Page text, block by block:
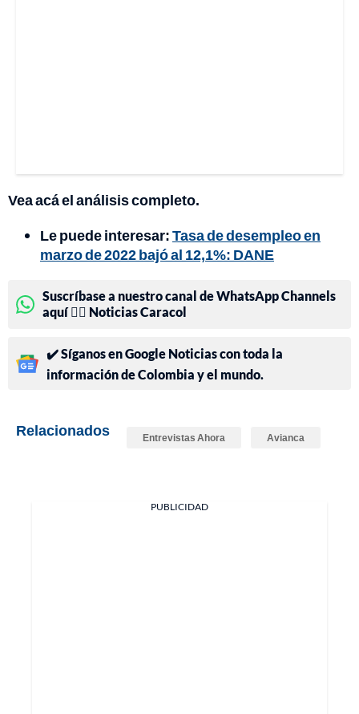
Vea acá el análisis completo.
Le puede interesar:Tasa de desempleo en
marzo de 2022 bajó al 12,1%: DANE
Suscríbase a nuestro canal de WhatsApp Channels
aquí 👉🏻 Noticias Caracol
✔️ Síganos en Google Noticias con toda la
información de Colombia y el mundo.
Relacionados Entrevistas Ahora Avianca
PUBLICIDAD